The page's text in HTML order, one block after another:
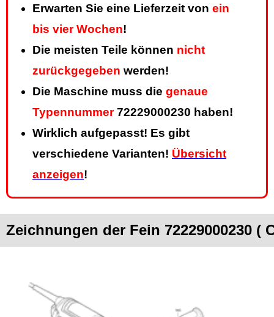
Erwarten Sie eine Lieferzeit von ein
bis vier Wochen!
Die meisten Teile können nicht
zurückgegeben werden!
Die Maschine muss die genaue
Typennummer72229000230 haben!
Wirklich aufgepasst! Es gibt
verschiedene Varianten! Übersicht
anzeigen!
Zeichnungen der Fein 72229000230 (